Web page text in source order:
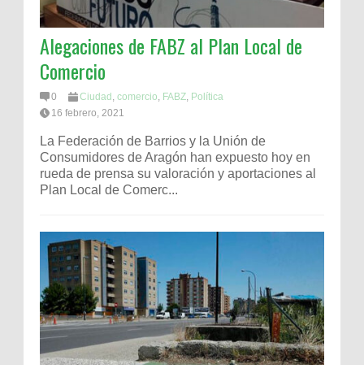
Alegaciones de FABZ al Plan Local de
Comercio
0 Ciudad, comercio, FABZ, Política
16 febrero, 2021
La Federación de Barrios y la Unión de
Consumidores de Aragón han expuesto hoy en
rueda de prensa su valoración y aportaciones al
Plan Local de Comerc...